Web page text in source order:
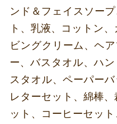
ンド＆フェイスソー
ト、乳液、コットン
ビングクリーム、ヘ
ー、バスタオル、ハ
スタオル、ペーパーバ
レターセット、綿棒
ット、コーヒーセッ